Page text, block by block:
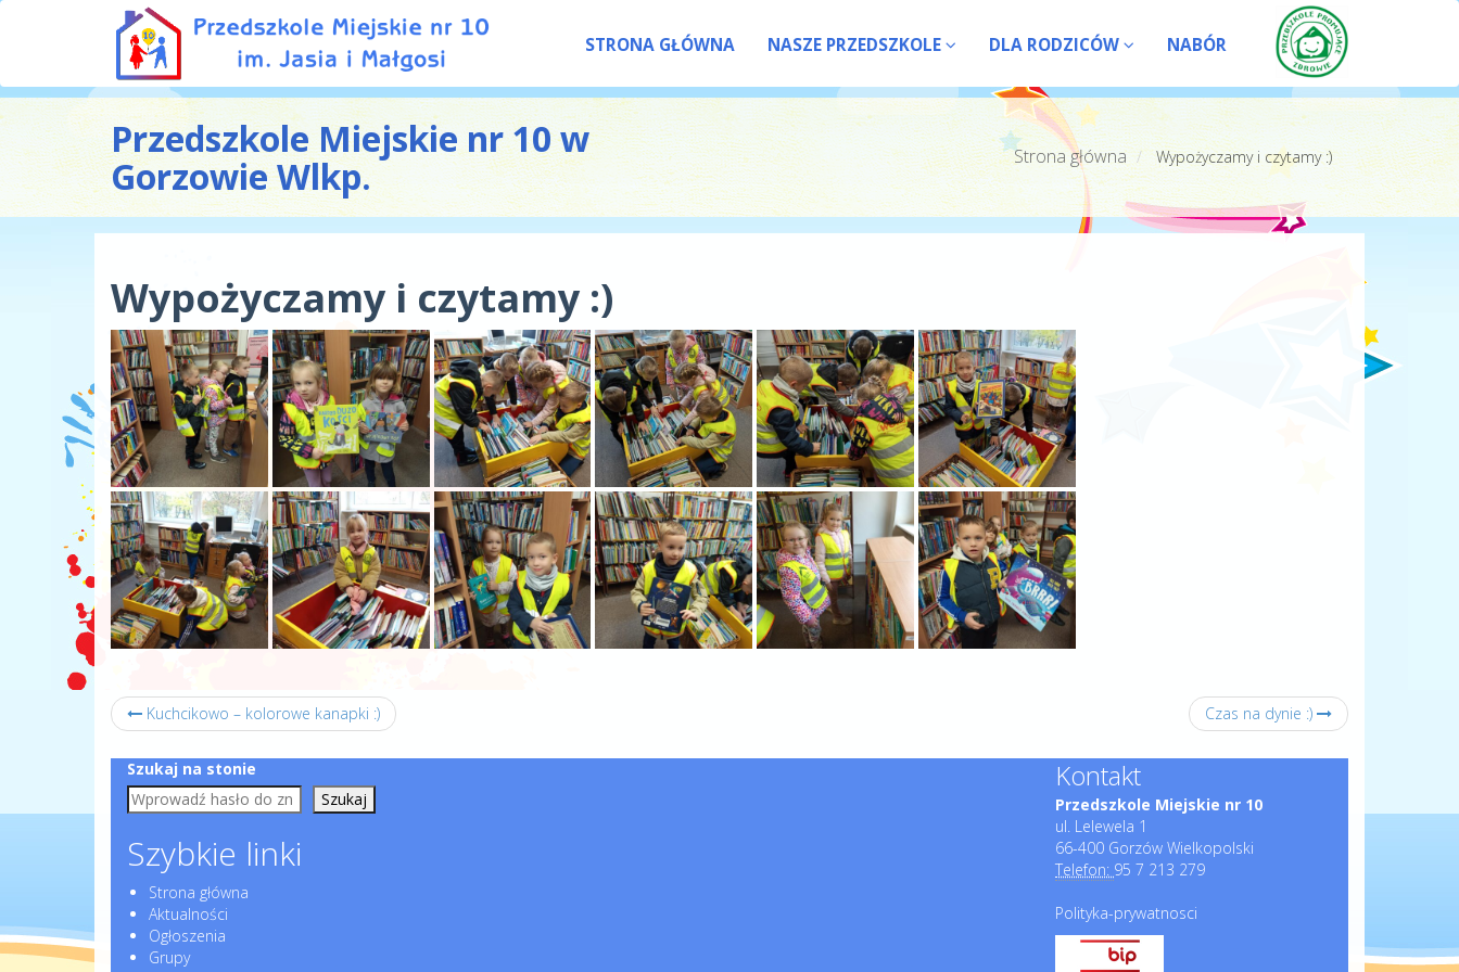
STRONA GŁÓWNA NASZE PRZEDSZKOLE DLA RODZICÓW NABÓR
Przedszkole Miejskie nr 10 w
Gorzowie Wlkp.
Strona główna Wypożyczamy i czytamy :)
Wypożyczamy i czytamy :)
Kuchcikowo – kolorowe kanapki :) Czas na dynie :)
Szukaj na stonie
Szukaj
Szybkie linki
Strona główna
Aktualności
Ogłoszenia
Grupy
Kontakt
Przedszkole Miejskie nr 10
ul. Lelewela 1
66-400 Gorzów Wielkopolski
Telefon: 95 7 213 279
Polityka-prywatnosci